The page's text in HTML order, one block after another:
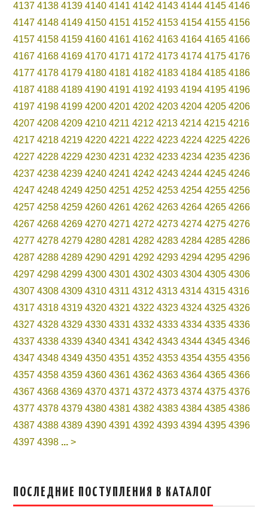
4137 4138 4139 4140 4141 4142 4143 4144 4145 4146
4147 4148 4149 4150 4151 4152 4153 4154 4155 4156
4157 4158 4159 4160 4161 4162 4163 4164 4165 4166
4167 4168 4169 4170 4171 4172 4173 4174 4175 4176
4177 4178 4179 4180 4181 4182 4183 4184 4185 4186
4187 4188 4189 4190 4191 4192 4193 4194 4195 4196
4197 4198 4199 4200 4201 4202 4203 4204 4205 4206
4207 4208 4209 4210 4211 4212 4213 4214 4215 4216
4217 4218 4219 4220 4221 4222 4223 4224 4225 4226
4227 4228 4229 4230 4231 4232 4233 4234 4235 4236
4237 4238 4239 4240 4241 4242 4243 4244 4245 4246
4247 4248 4249 4250 4251 4252 4253 4254 4255 4256
4257 4258 4259 4260 4261 4262 4263 4264 4265 4266
4267 4268 4269 4270 4271 4272 4273 4274 4275 4276
4277 4278 4279 4280 4281 4282 4283 4284 4285 4286
4287 4288 4289 4290 4291 4292 4293 4294 4295 4296
4297 4298 4299 4300 4301 4302 4303 4304 4305 4306
4307 4308 4309 4310 4311 4312 4313 4314 4315 4316
4317 4318 4319 4320 4321 4322 4323 4324 4325 4326
4327 4328 4329 4330 4331 4332 4333 4334 4335 4336
4337 4338 4339 4340 4341 4342 4343 4344 4345 4346
4347 4348 4349 4350 4351 4352 4353 4354 4355 4356
4357 4358 4359 4360 4361 4362 4363 4364 4365 4366
4367 4368 4369 4370 4371 4372 4373 4374 4375 4376
4377 4378 4379 4380 4381 4382 4383 4384 4385 4386
4387 4388 4389 4390 4391 4392 4393 4394 4395 4396
4397 4398 ... >
ПОСЛЕДНИЕ ПОСТУПЛЕНИЯ В КАТАЛОГ